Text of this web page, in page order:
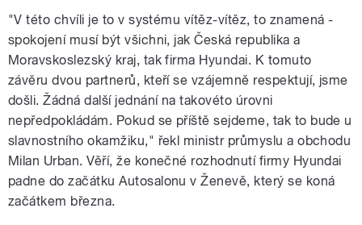
"V této chvíli je to v systému vítěz-vítěz, to znamená -
spokojení musí být všichni, jak Česká republika a
Moravskoslezský kraj, tak firma Hyundai. K tomuto
závěru dvou partnerů, kteří se vzájemně respektují, jsme
došli. Žádná další jednání na takovéto úrovni
nepředpokládám. Pokud se příště sejdeme, tak to bude u
slavnostního okamžiku," řekl ministr průmyslu a obchodu
Milan Urban. Věří, že konečné rozhodnutí firmy Hyundai
padne do začátku Autosalonu v Ženevě, který se koná
začátkem března.